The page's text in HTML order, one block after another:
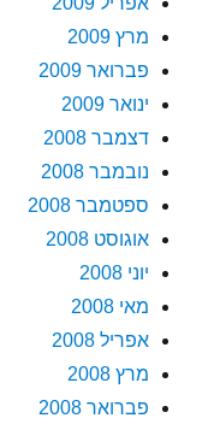
מרץ 2009
פברואר 2009
ינואר 2009
דצמבר 2008
נובמבר 2008
ספטמבר 2008
אוגוסט 2008
יוני 2008
מאי 2008
אפריל 2008
מרץ 2008
פברואר 2008